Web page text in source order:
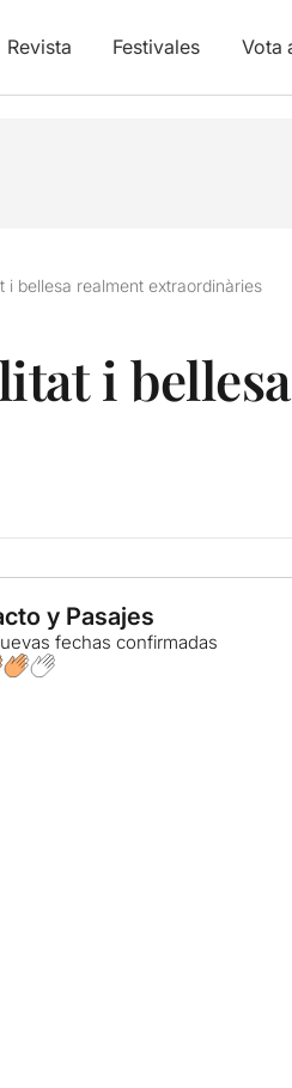
Revista Festivales Vota
i bellesa realment extraordinàries
i
y Pasajes
fechas confirmadas